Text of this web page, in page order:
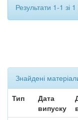
Результати 1-1 зі
Знайдені
Тип
Дата
випуску